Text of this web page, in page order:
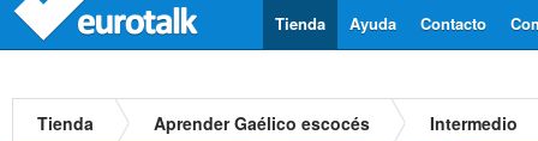
Contacto
Ayuda
Tienda
Tienda Aprender Gaélico escocés Intermedio